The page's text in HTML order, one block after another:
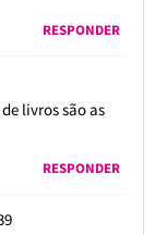
RESPONDER
livros são as
RESPONDER